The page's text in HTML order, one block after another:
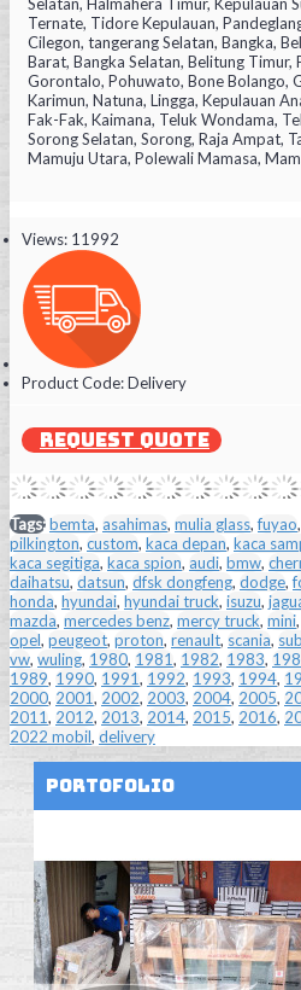
Ternate, Tidore Kepulauan,
Cilegon, tangerang Selatan, Bangka,
Barat, Bangka Selatan, Belitung Timur,
Gorontalo, Pohuwato, Bone Bolango,
Karimun, Natuna, Lingga, Kepulauan
Fak-Fak, Kaimana, Teluk Wondama,
Sorong Selatan, Sorong, Raja Ampat,
Mamuju Utara, Polewali Mamasa,
Views: 11992
Product Code:Delivery
REQUEST QUOTE
Tags:bemta, asahimas, mulia glass,fuyao,
pilkington, custom, kaca depan, kaca
kaca segitiga, kaca spion, audi, bmw,
daihatsu, datsun, dfsk dongfeng, dodge,
honda, hyundai, hyundai truck, isuzu,
mazda, mercedes benz, mercy truck, mini,
opel, peugeot, proton, renault, scania,
vw, wuling, 1980, 1981, 1982, 1983,
1989, 1990, 1991, 1992, 1993, 1994,
2000, 2001, 2002, 2003, 2004, 2005,
2011, 2012, 2013, 2014, 2015, 2016,
2022 mobil, delivery
Portofolio